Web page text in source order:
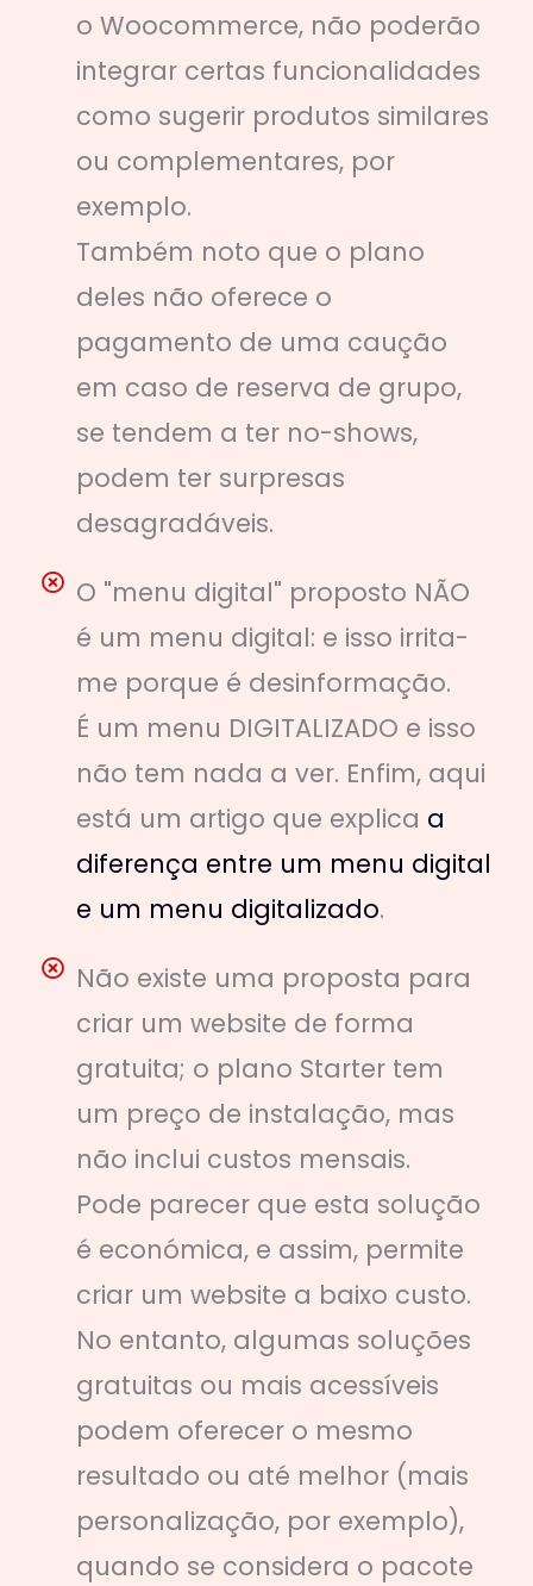
o Woocommerce, não poderão
integrar certas funcionalidades
como sugerir produtos similares
ou complementares, por
exemplo.
Também noto que o plano
deles não oferece o
pagamento de uma caução
em caso de reserva de grupo,
se tendem a ter no-shows,
podem ter surpresas
desagradáveis.
O "menu digital" proposto NÃO
é um menu digital: e isso irrita-
me porque é desinformação.
É um menu DIGITALIZADO e isso
não tem nada a ver. Enfim, aqui
está um artigo que explica a
diferença entre um menu digital
e um menu digitalizado.
Não existe uma proposta para
criar um website de forma
gratuita; o plano Starter tem
um preço de instalação, mas
não inclui custos mensais.
Pode parecer que esta solução
é económica, e assim, permite
criar um website a baixo custo.
No entanto, algumas soluções
gratuitas ou mais acessíveis
podem oferecer o mesmo
resultado ou até melhor (mais
personalização, por exemplo),
quando se considera o pacote